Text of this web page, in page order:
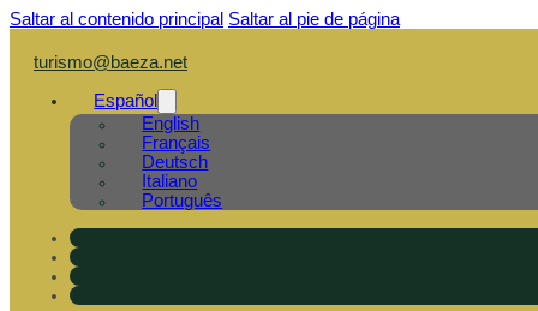
Saltar al contenido principal Saltar al pie de página
turismo@baeza.net
Español
English
Français
Deutsch
Italiano
Português